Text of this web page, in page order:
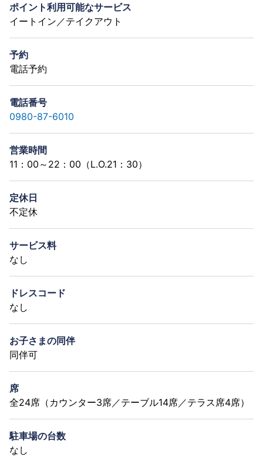
ポイント利用可能なサービス
イートイン／テイクアウト
予約
電話予約
電話番号
0980-87-6010
営業時間
11：00～22：00（L.O.21：30）
定休日
不定休
サービス料
なし
ドレスコード
なし
お子さまの同伴
同伴可
席
全24席（カウンター3席／テーブル14席／テラス席4席）
駐車場の台数
なし